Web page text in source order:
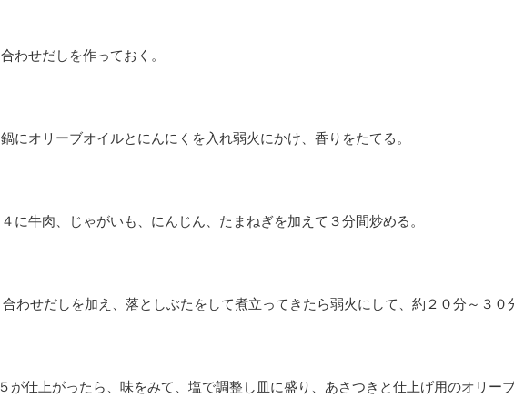
合わせだしを作っておく。
鍋にオリーブオイルとにんにくを入れ弱火にかけ、香りをたてる。
４に牛肉、じゃがいも、にんじん、たまねぎを加えて３分間炒める。
合わせだしを加え、落としぶたをして煮立ってきたら弱火にして、約２０分～３０
５が仕上がったら、味をみて、塩で調整し皿に盛り、あさつきと仕上げ用のオリーブ